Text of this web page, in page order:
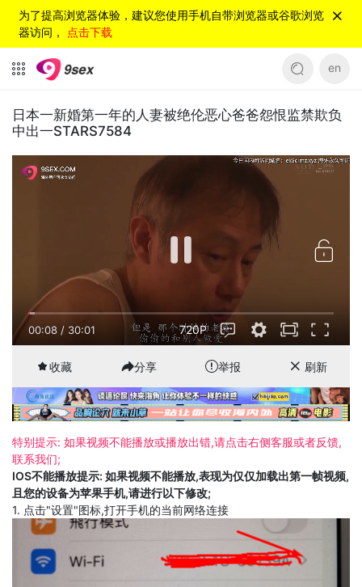
为了提高浏览器体验，建议您使用手机自带浏览器或谷歌浏览
器访问， 点击下载
en
日本一新婚第一年的人妻被绝伦恶心爸爸怨恨监禁欺负
中出一STARS7584
00:08 / 30:01 720P
收藏 分享 举报 刷新
特别提示: 如果视频不能播放或播放出错,请点击右侧客服或者反馈,
联系我们;
IOS不能播放提示: 如果视频不能播放,表现为仅仅加载出第一帧视频,
且您的设备为苹果手机,请进行以下修改;
1. 点击"设置"图标,打开手机的当前网络连接